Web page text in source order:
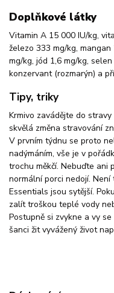
Doplňkové látky
Vitamin A 15 000 IU/kg,
železo 333 mg/kg,
mg/kg, jód 1,6 mg/kg,
konzervant (rozmarýn) a
Tipy, triky
Krmivo zavádějte do
skvělá změna stravování
V prvním týdnu se proto
nadýmáním, vše je v
trochu měkčí. Nebuďte ani
normální porci nedojí.
Essentials jsou sytější.
zalít troškou teplé vody
Postupně si zvykne a vy
šanci žit vyvážený život